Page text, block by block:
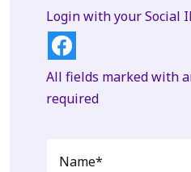
Login with your Social
All fields marked with
required